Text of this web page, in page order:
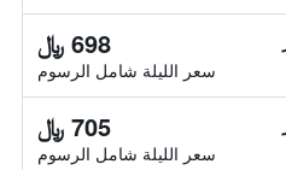
698 ﷼
سعر الليلة شامل الرسوم
705 ﷼
سعر الليلة شامل الرسوم